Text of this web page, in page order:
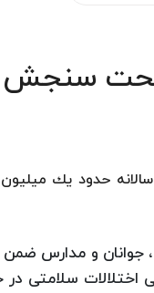
تحت سنجش
حدود یك
جوانان و مدارس
سلامتی در